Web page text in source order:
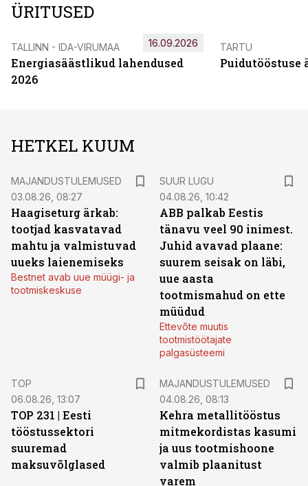
ÜRITUSED
TALLINN - IDA-VIRUMAA
Energiasäästlikud lahendused
2026
16.09.2026 TARTU
Puidutööstuse
HETKEL KUUM
MAJANDUSTULEMUSED
03.08.26, 08:27
Haagiseturg ärkab:
tootjad kasvatavad
mahtu ja valmistuvad
uueks laienemiseks
Bestnet avab uue müügi- ja
tootmiskeskuse
SUUR LUGU
04.08.26, 10:42
ABB palkab Eestis
tänavu veel 90 inimest.
Juhid avavad plaane:
suurem seisak on läbi,
uue aasta
tootmismahud on ette
müüdud
Ettevõte muutis
tootmistöötajate
palgasüsteemi
TOP
06.08.26, 13:07
TOP 231 | Eesti
tööstussektori
suuremad
maksuvõlglased
MAJANDUSTULEMUSED
04.08.26, 08:13
Kehra metallitööstus
mitmekordistas kasumi
ja uus tootmishoone
valmib plaanitust
varem